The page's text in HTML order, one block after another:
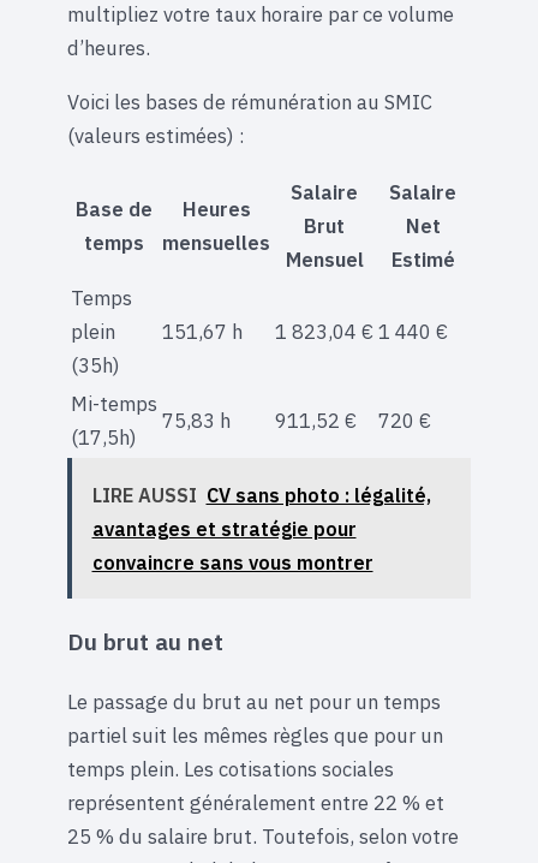
multipliez votre taux horaire par ce volume
d’heures.
Voici les bases de rémunération au SMIC
(valeurs estimées) :
Base de
temps
Heures
mensuelles
Salaire
Brut
Mensuel
Salaire
Net
Estimé
Temps
plein
(35h)
151,67 h 1 823,04 € 1 440 €
Mi-temps
(17,5h)
75,83 h 911,52 € 720 €
LIRE AUSSI CV sans photo : légalité,
avantages et stratégie pour
convaincre sans vous montrer
Du brut au net
Le passage du brut au net pour un temps
partiel suit les mêmes règles que pour un
temps plein. Les cotisations sociales
représentent généralement entre 22 % et
25 % du salaire brut. Toutefois, selon votre